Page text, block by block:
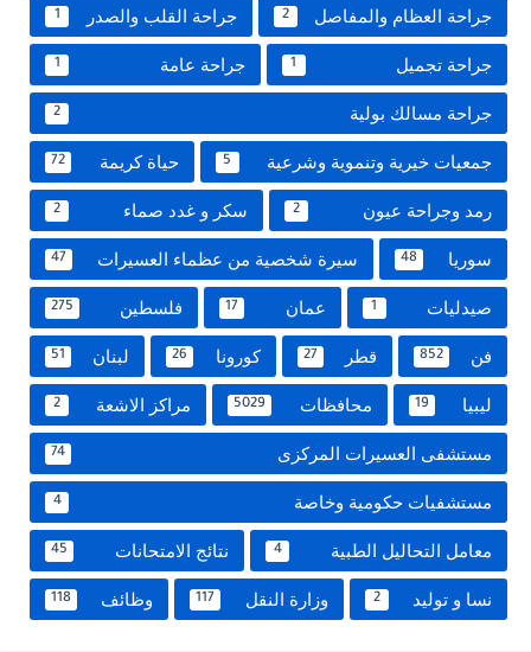
جراحة العظام والمفاصل 2 جراحة القلب والصدر 1
جراحة تجميل 1 جراحة عامة 1
جراحة مسالك بولية 2
جمعيات خيرية وتنموية وشرعية 5 حياة كريمة 72
رمد وجراحة عيون 2 سكر و غدد صماء 2
سوريا 48 سيرة شخصية من عظماء العسيرات 47
صيدليات 1 عمان 17 فلسطين 275
فن 852 قطر 27 كورونا 26 لبنان 51
ليبيا 19 محافظات 5029 مراكز الاشعة 2
مستشفى العسيرات المركزى 74
مستشفيات حكومية وخاصة 4
معامل التحاليل الطبية 4 نتائج الامتحانات 45
نسا و توليد 2 وزارة النقل 117 وظائف 118